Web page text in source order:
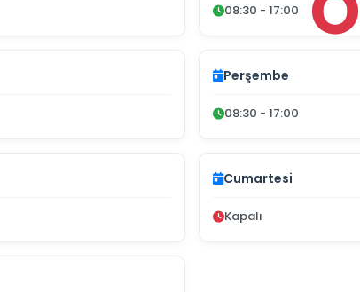
08:30 - 17:00
Perşembe
08:30 - 17:00
Cumartesi
Kapalı